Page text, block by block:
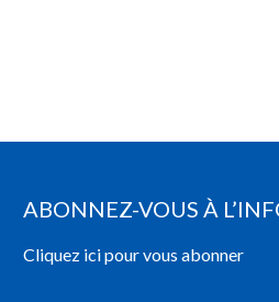
ABONNEZ-VOUS À
Cliquez ici pour vous abonner